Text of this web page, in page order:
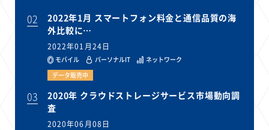
02
2022年1月 スマートフォン料金と通信品質の海
外比較に…
2022年01月24日
モバイル パーソナルIT
ネットワーク
データ販売中
03
2020年 クラウドストレージサービス市場動向調
査
2020年06月08日